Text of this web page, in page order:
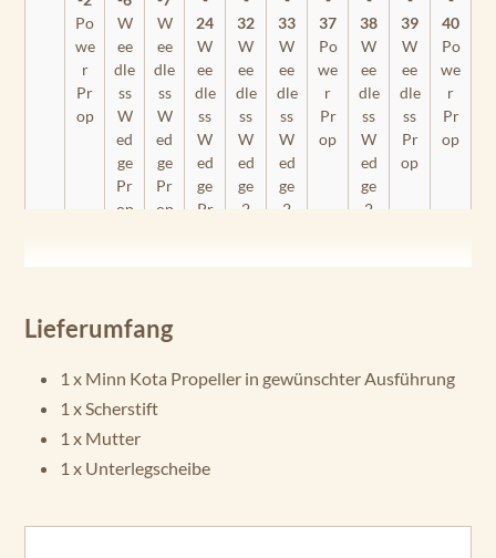
Po
we
r
Pr
op
W
ee
dle
ss
W
ed
ge
Pr
op
W
ee
dle
ss
W
ed
ge
Pr
op
24
W
ee
dle
ss
W
ed
ge
Pr
32
W
ee
dle
ss
W
ed
ge
2
33
W
ee
dle
ss
W
ed
ge
2
37
Po
we
r
Pr
op
38
W
ee
dle
ss
W
ed
ge
2
39
W
ee
dle
ss
Pr
op
40
Po
we
r
Pr
op
du
ra
En
34
Lieferumfang
1 x Minn Kota Propeller in gewünschter Ausführung
1 x Scherstift
1 x Mutter
1 x Unterlegscheibe